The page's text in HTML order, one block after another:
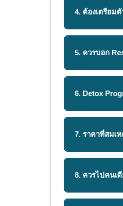
4. ต้องเตรียม
5. ควรบอก
6. Detox
7. ราคาที่สมเ
8. ควรไปคนเ